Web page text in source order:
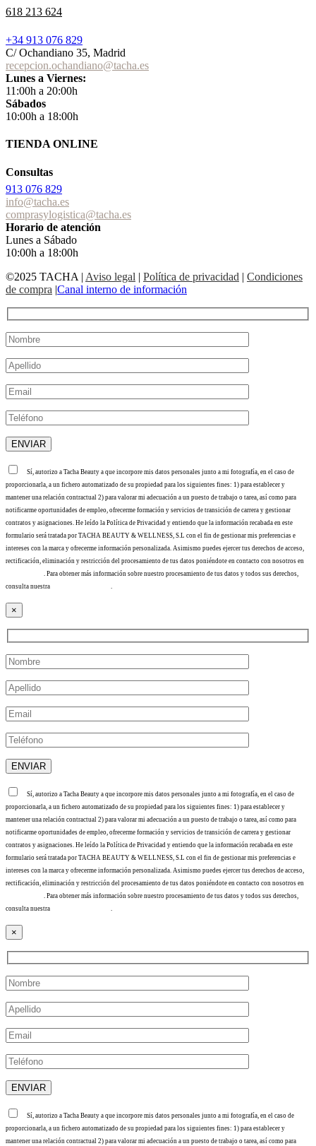
618 213 624
+34 913 076 829
C/ Ochandiano 35, Madrid
recepcion.ochandiano@tacha.es
Lunes a Viernes:
11:00h a 20:00h
Sábados
10:00h a 18:00h
TIENDA ONLINE
Consultas
913 076 829
info@tacha.es
comprasylogistica@tacha.es
Horario de atención
Lunes a Sábado
10:00h a 18:00h
©2025 TACHA | Aviso legal | Política de privacidad | Condiciones
de compra |Canal interno de información
Sí, autorizo a Tacha Beauty a que incorpore mis datos personales junto a mi fotografía, en el caso de
proporcionarla, a un fichero automatizado de su propiedad para los siguientes fines: 1) para establecer y
mantener una relación contractual 2) para valorar mi adecuación a un puesto de trabajo o tarea, así como para
notificarme oportunidades de empleo, ofrecerme formación y servicios de transición de carrera y gestionar
contratos y asignaciones. He leído la Política de Privacidad y entiendo que la información recabada en este
formulario será tratada por TACHA BEAUTY & WELLNESS, S.L con el fin de gestionar mis preferencias e
intereses con la marca y ofrecerme información personalizada. Asimismo puedes ejercer tus derechos de acceso,
rectificación, eliminación y restricción del procesamiento de tus datos poniéndote en contacto con nosotros en
. Para obtener más información sobre nuestro procesamiento de tus datos y todos sus derechos,
consulta nuestra
.
×
Sí, autorizo a Tacha Beauty a que incorpore mis datos personales junto a mi fotografía, en el caso de
proporcionarla, a un fichero automatizado de su propiedad para los siguientes fines: 1) para establecer y
mantener una relación contractual 2) para valorar mi adecuación a un puesto de trabajo o tarea, así como para
notificarme oportunidades de empleo, ofrecerme formación y servicios de transición de carrera y gestionar
contratos y asignaciones. He leído la Política de Privacidad y entiendo que la información recabada en este
formulario será tratada por TACHA BEAUTY & WELLNESS, S.L con el fin de gestionar mis preferencias e
intereses con la marca y ofrecerme información personalizada. Asimismo puedes ejercer tus derechos de acceso,
rectificación, eliminación y restricción del procesamiento de tus datos poniéndote en contacto con nosotros en
. Para obtener más información sobre nuestro procesamiento de tus datos y todos sus derechos,
consulta nuestra
×
Sí, autorizo a Tacha Beauty a que incorpore mis datos personales junto a mi fotografía, en el caso de
proporcionarla, a un fichero automatizado de su propiedad para los siguientes fines: 1) para establecer y
mantener una relación contractual 2) para valorar mi adecuación a un puesto de trabajo o tarea, así como para